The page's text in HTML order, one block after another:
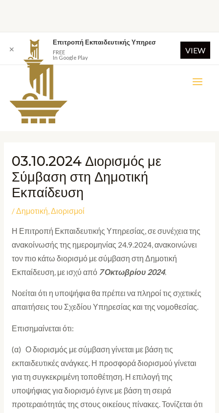
03.10.2024 Διορισμός με
Σύμβαση στη Δημοτική
Εκπαίδευση
/Δημοτική,Διορισμοί
Η Επιτροπή Εκπαιδευτικής Υπηρεσίας, σε συνέχεια της
ανακοίνωσής της ημερομηνίας 24.9.2024, ανακοινώνει
τον πιο κάτω διορισμό με σύμβαση στη Δημοτική
Εκπαίδευση, με ισχύ από 7 Οκτωβρίου 2024.
Νοείται ότι η υποψήφια θα πρέπει να πληροί τις σχετικές
απαιτήσεις του Σχεδίου Υπηρεσίας και της νομοθεσίας.
Επισημαίνεται ότι:
(α) Ο διορισμός με σύμβαση γίνεται με βάση τις
εκπαιδευτικές ανάγκες. Η προσφορά διορισμού γίνεται
για τη συγκεκριμένη τοποθέτηση. Η επιλογή της
υποψήφιας για διορισμό έγινε με βάση τη σειρά
προτεραιότητάς της στους οικείους πίνακες. Τονίζεται ότι
✕
Επιτροπή Εκπαιδευτικής Υπηρεσ
FREE
In Google Play
VIEW